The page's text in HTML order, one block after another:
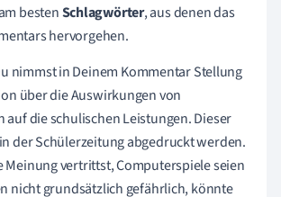
bestenSchlagwörter, aus denen das
hervorgehen.
nimmst in Deinem Kommentar Stellung
über die Auswirkungen von
auf die schulischen Leistungen. Dieser
der Schülerzeitung abgedruckt werden.
Meinung vertrittst, Computerspiele seien
nicht grundsätzlich gefährlich, könnte